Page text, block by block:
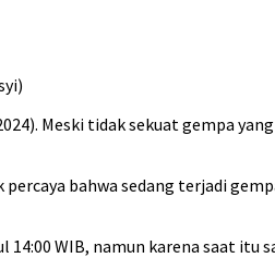
Meski tidak sekuat gempa
bahwa sedang terjadi
WIB, namun karena saat itu